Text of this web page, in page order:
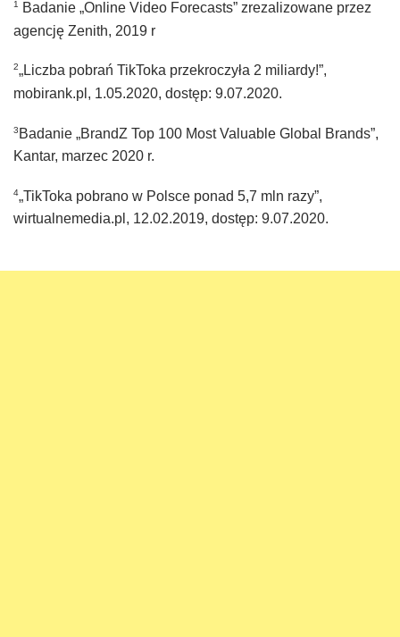
1
Badanie „Online Video Forecasts” zrezalizowane przez
agencję Zenith, 2019 r
2„Liczba pobrań TikToka przekroczyła 2 miliardy!”,
mobirank.pl, 1.05.2020, dostęp: 9.07.2020.
3 Badanie „BrandZ Top 100 Most Valuable Global Brands”,
Kantar, marzec 2020 r.
4„TikToka pobrano w Polsce ponad 5,7 mln razy”,
wirtualnemedia.pl, 12.02.2019, dostęp: 9.07.2020.